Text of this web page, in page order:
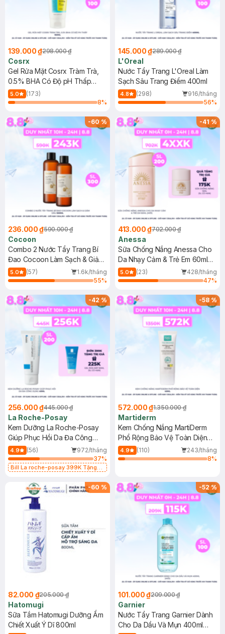
139.000 ₫298.000 ₫
Cosrx
Gel Rửa Mặt Cosrx Tràm Trà,
0.5% BHA Có Độ pH Thấp
150ml
5.0
(173)
8%
145.000 ₫289.000 ₫
L'Oreal
Nước Tẩy Trang L'Oreal Làm
Sạch Sâu Trang Điểm 400ml
4.8 (298)
916/tháng
56%
-60%
236.000 ₫590.000 ₫
Cocoon
Combo 2 Nước Tẩy Trang Bí
Đao Cocoon Làm Sạch & Giảm
Dầu 500ml
5.0 (57)
1.6k/tháng
55%
-41%
413.000 ₫702.000 ₫
Anessa
Sữa Chống Nắng Anessa Cho
Da Nhạy Cảm & Trẻ Em 60ml
(Mới)
5.0 (23)
428/tháng
47%
-42%
256.000 ₫445.000 ₫
La Roche-Posay
Kem Dưỡng La Roche-Posay
Giúp Phục Hồi Da Đa Công
Dụng 40ml
4.9 (56)
972/tháng
37%
Bill La roche-posay 399K Tặng
(SL có hạn)
-58%
572.000 ₫1.350.000 ₫
Martiderm
Kem Chống Nắng MartiDerm
Phổ Rộng Bảo Vệ Toàn Diện
40ml
4.9 (110)
243/tháng
8%
-60 %
82.000 ₫205.000 ₫
Hatomugi
Sữa Tắm Hatomugi Dưỡng Ẩm
Chiết Xuất Ý Dĩ 800ml
-52%
101.000 ₫209.000 ₫
Garnier
Nước Tẩy Trang Garnier Dành
Cho Da Dầu Và Mụn 400ml